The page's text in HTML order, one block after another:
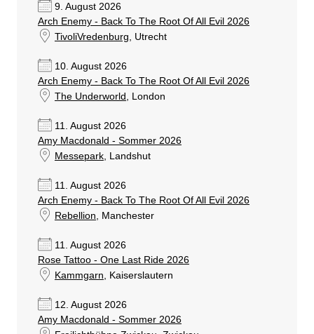
9. August 2026
Arch Enemy - Back To The Root Of All Evil 2026
TivoliVredenburg , Utrecht
10. August 2026
Arch Enemy - Back To The Root Of All Evil 2026
The Underworld , London
11. August 2026
Amy Macdonald - Sommer 2026
Messepark, Landshut
11. August 2026
Arch Enemy - Back To The Root Of All Evil 2026
Rebellion , Manchester
11. August 2026
Rose Tattoo - One Last Ride 2026
Kammgarn , Kaiserslautern
12. August 2026
Amy Macdonald - Sommer 2026